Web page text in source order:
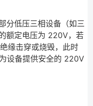
分低压三相设备（如三
额定电压为 220V，若
缘击穿或烧毁，此时
设备提供安全的 220V